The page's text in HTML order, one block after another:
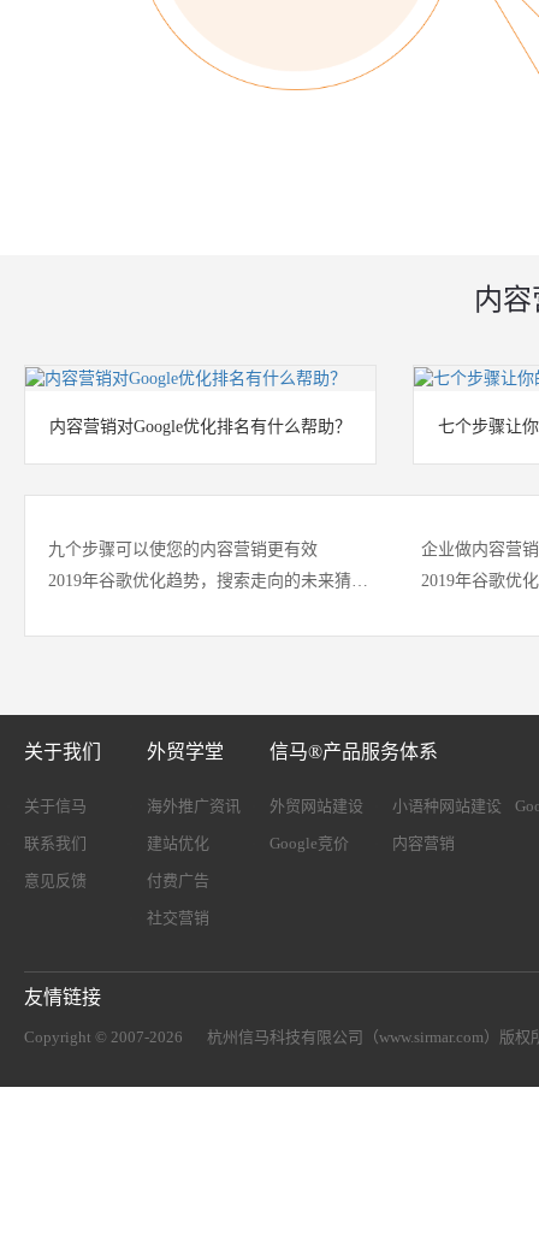
内
内容营销对Google优化排名有什么帮助？ 七个步骤让
九个步骤可以使您的内容营销更有效
企业做内容营
关于我们
关于信马
联系我们
意见反馈
外贸学堂
海外推广资讯
建站优化
付费广告
社交营销
信马®产品服务体系
外贸网站建设 小语种网站建设
Google竞价 内容营销
友情链接
Copyright © 2007-2026 杭州信马科技有限公司（www.sirmar.com） 版权